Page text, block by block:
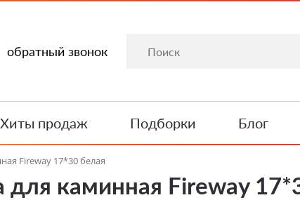
обратный звонок
Хиты продаж Подборки Блог
Fireway 17*30 белая
каминная Fireway